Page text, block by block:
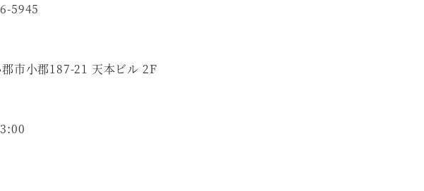
5945
市小郡187-21 天本ビル 2F